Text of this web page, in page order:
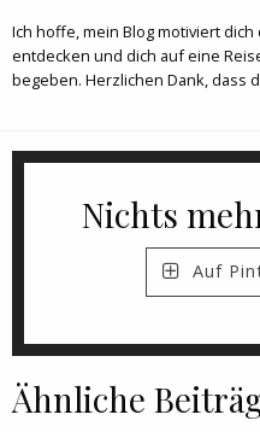
Ich hoffe, mein Blog motiviert
entdecken und dich auf eine
begeben. Herzlichen Dank, dass
Nichts
Auf
Ähnliche